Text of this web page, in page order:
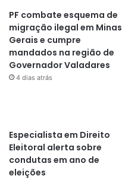
PF combate esquema de
migração ilegal em Minas
Gerais e cumpre
mandados na região de
Governador Valadares
4 dias atrás
Especialista em Direito
Eleitoral alerta sobre
condutas em ano de
eleições